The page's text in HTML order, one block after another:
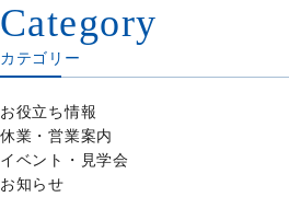
Category
カテゴリー
お役立ち情報
休業・営業案内
イベント・見学会
お知らせ